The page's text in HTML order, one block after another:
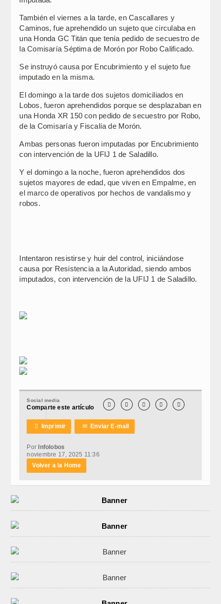
También el viernes a la tarde, en Cascallares y
Caminos, fue aprehendido un sujeto que circulaba en
una Honda GC Titán que tenía pedido de secuestro de
la Comisaría Séptima de Morón por Robo Calificado.
Se instruyó causa por Encubrimiento y el sujeto fue
imputado en la misma.
El domingo a la tarde dos sujetos domiciliados en
Lobos, fueron aprehendidos porque se desplazaban en
una Honda XR 150 con pedido de secuestro por Robo,
de la Comisaría y Fiscalía de Morón.
Ambas personas fueron imputadas por Encubrimiento
con intervención de la UFIJ 1 de Saladillo.
Y el domingo a la noche, fueron aprehendidos dos
sujetos mayores de edad, que viven en Empalme, en
el marco de operativos por hechos de vandalismo y
robos.
Intentaron resistirse y huir del control, iniciándose
causa por Resistencia a la Autoridad, siendo ambos
imputados, con intervención de la UFIJ 1 de Saladillo.
Social media
Comparte este artículo     
 Imprimir ✉Enviar E-mail
Por Infolobos
noviembre 17, 2025 11:36
Volver a la Home